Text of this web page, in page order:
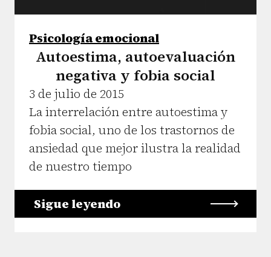
Psicología emocional
Autoestima, autoevaluación
negativa y fobia social
3 de julio de 2015
La interrelación entre autoestima y
fobia social, uno de los trastornos de
ansiedad que mejor ilustra la realidad
de nuestro tiempo
Sigue leyendo